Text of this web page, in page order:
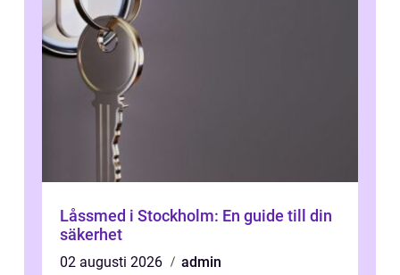
Låssmed i Stockholm: En guide till din
säkerhet
02 augusti 2026
admin